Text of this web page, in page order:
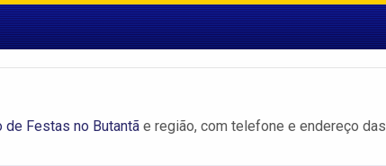
de Festas no Butantã e região, com telefone e endereço das